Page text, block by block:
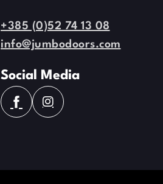
+385 (0)52 74 13 08
info@jumbodoors.com
Social Media